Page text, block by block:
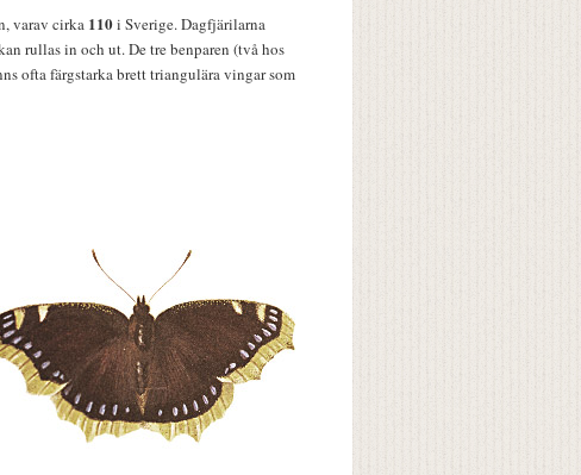
varav cirka 110i Sverige. Dagfjärilarna
rullas in och ut. De tre benparen (två hos
ofta färgstarka brett triangulära vingar som